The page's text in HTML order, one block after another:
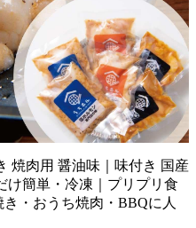
焼肉用 醤油味｜味付き 国産
け簡単・冷凍｜プリプリ食
・おうち焼肉・BBQに人